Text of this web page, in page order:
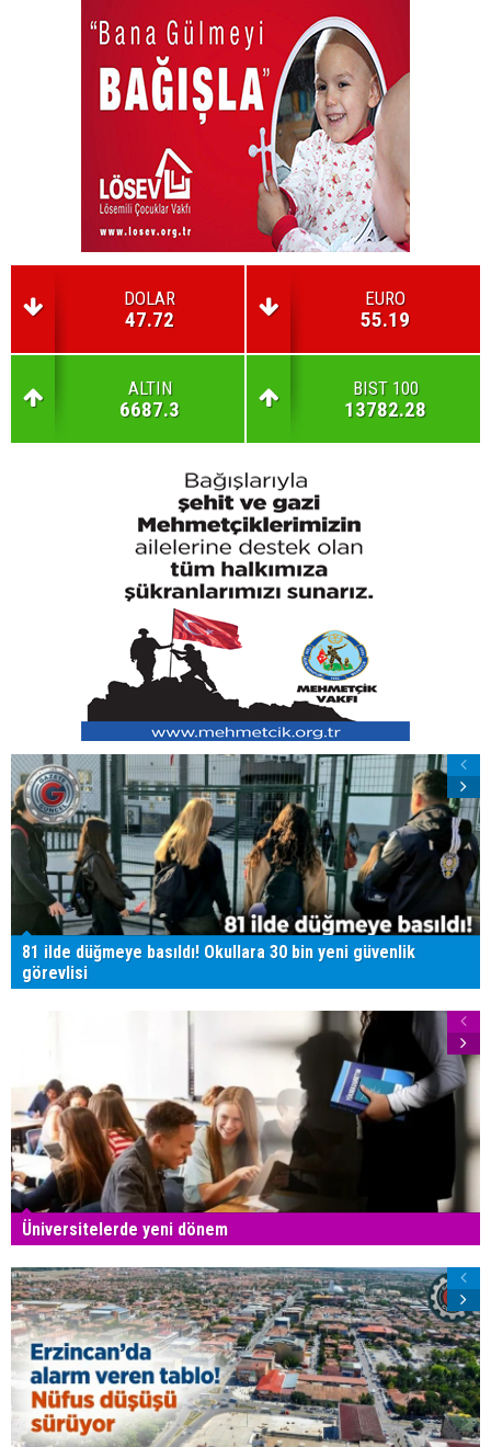
DOLAR
47.72
EURO
55.19
ALTIN
6687.3
BIST 100
13782.28
81 ilde düğmeye basıldı! Okullara 30 bin yeni güvenlik
görevlisi
Üniversitelerde yeni dönem